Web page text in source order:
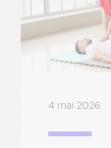
4 mai 2026